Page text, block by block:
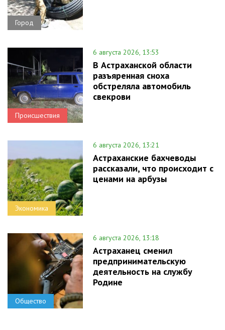
Город
Происшествия
6 августа 2026, 13:53
В Астраханской области
разъяренная сноха
обстреляла автомобиль
свекрови
Экономика
6 августа 2026, 13:21
Астраханские бахчеводы
рассказали, что происходит с
ценами на арбузы
Общество
6 августа 2026, 13:18
Астраханец сменил
предпринимательскую
деятельность на службу
Родине